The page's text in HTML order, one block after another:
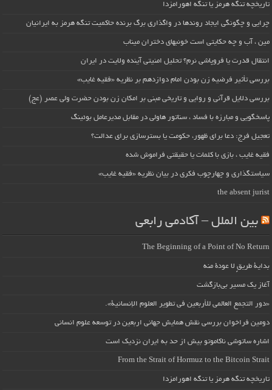
تاریخچه تنگه هرمز یا تنگه اهورامزدا
چرایی و چگونگی ایجاد روندها در واگذاری برگ برنده حاکمیت تنگه هرمز به ایرانیان
مین ، آب و چه حکایتی است خونبهای دختران میناب
انتقال قدرت یا فروپاشی نرم؟ تحلیل امنیتی آینده ولایت در ایران
بررسی تأثیر فرضیه زن بودن امام دوازدهم بر نظریه «فقیه غایب»
بررسی دلایل قرآنی و روایی و تاریخی مبنی بر امکان زن بودن حضرت ولی عصر (عج)
پاسخگویی و مبارزه با فساد ، سناتور هاولی در مقابل مدیرعامل بوئینگ
تعجیل فرج: دعا برای ظهور، حکومت یا بسترسازی برای عدالت؟
فقیه غایب ، بازی با کلمات یا حقیقتی فراموش شده
سیاستگذاری و چهارچوب فکری در بیان نظریه «فقیه غایب»
the absent jurist
بین الملل – آکادمی رابعی
The Beginning of a Point of No Return
بداية طريقٍ لا عودة منه
آغاز یک مسیر بی‌بازگشت
«دور التجمع العالمي للأربعين في تطوير العلوم الإنسانية».
دومین فراخوان بررسی نقش همایش جهانی اربعین در توسعه علوم انسانی
اشاره ساتوشی ناکاموتو بیش از حد به ایران نزدیک است
From the Strait of Hormuz to the Bitcoin Strait
تاریخچه تنگه هرمز یا تنگه اهورامزدا